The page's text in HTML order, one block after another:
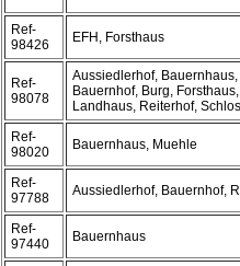
Ref-
98426
EFH, Forsthaus
Ref-
98078
Aussiedlerhof, Bauernhaus,
Bauernhof, Burg, Forsthaus,
Landhaus, Reiterhof,
Ref-
98020
Bauernhaus, Muehle
Ref-
97788
Aussiedlerhof, Bauernhof,
Ref-
97440
Bauernhaus